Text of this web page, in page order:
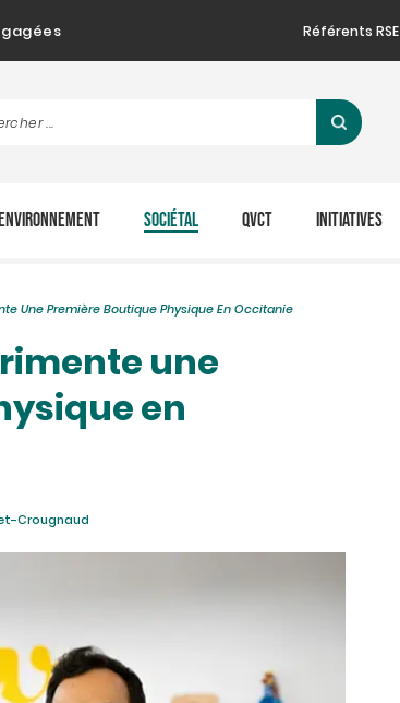
Référents RSE
ENVIRONNEMENT SOCIÉTAL QVCT INITIATIVES
Une Première Boutique Physique En Occitanie
une
en
Crougnaud